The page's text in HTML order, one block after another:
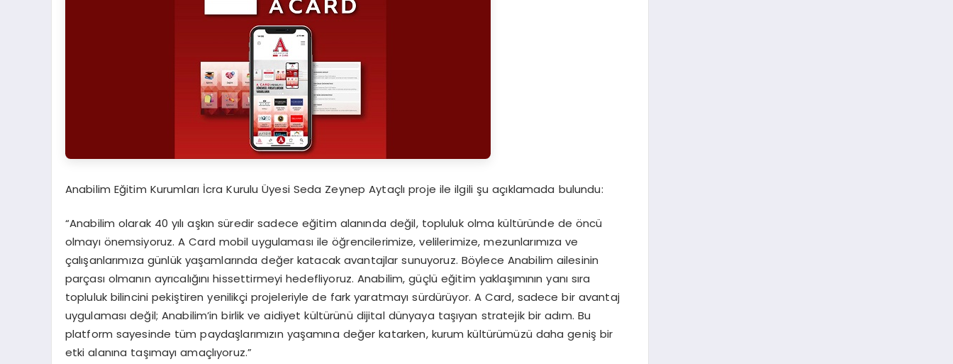
Anabilim Eğitim Kurumları İcra Kurulu Üyesi Seda Zeynep Aytaçlı proje ile ilgili şu açıklamada bulundu:
“Anabilim olarak 40 yılı aşkın süredir sadece eğitim alanında değil, topluluk olma kültüründe de öncü
olmayı önemsiyoruz. A Card mobil uygulaması ile öğrencilerimize, velilerimize, mezunlarımıza ve
çalışanlarımıza günlük yaşamlarında değer katacak avantajlar sunuyoruz. Böylece Anabilim ailesinin
parçası olmanın ayrıcalığını hissettirmeyi hedefliyoruz. Anabilim, güçlü eğitim yaklaşımının yanı sıra
topluluk bilincini pekiştiren yenilikçi projeleriyle de fark yaratmayı sürdürüyor. A Card, sadece bir avantaj
uygulaması değil; Anabilim’in birlik ve aidiyet kültürünü dijital dünyaya taşıyan stratejik bir adım. Bu
platform sayesinde tüm paydaşlarımızın yaşamına değer katarken, kurum kültürümüzü daha geniş bir
etki alanına taşımayı amaçlıyoruz.”